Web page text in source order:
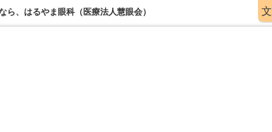
、はるやま眼科（医療法人慧眼会）